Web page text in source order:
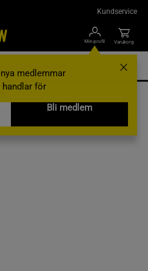
Kundservice
Min profil
medlemmar
för
Bli medlem
Varukorg
/T-shirts
Black/Grey, S